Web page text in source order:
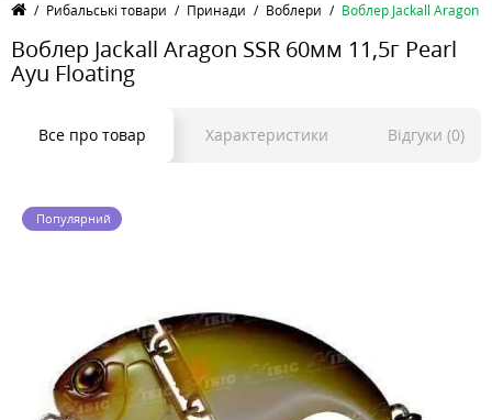
Рибальські товари Принади Воблери Воблер Jackall Aragon
Воблер Jackall Aragon SSR 60мм 11,5г Pearl
Ayu Floating
Все про товар Характеристики Відгуки (0)
Популярний